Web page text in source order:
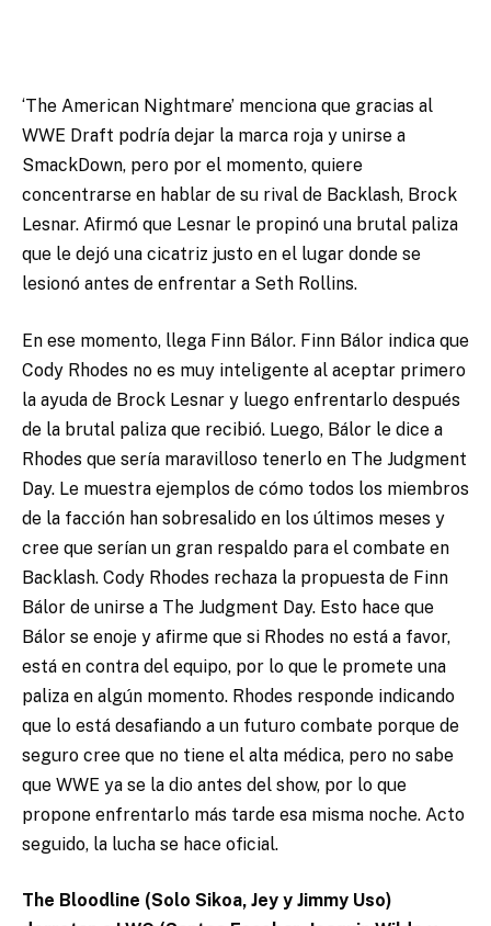
‘The American Nightmare’ menciona que gracias al
WWE Draft podría dejar la marca roja y unirse a
SmackDown, pero por el momento, quiere
concentrarse en hablar de su rival de Backlash, Brock
Lesnar. Afirmó que Lesnar le propinó una brutal paliza
que le dejó una cicatriz justo en el lugar donde se
lesionó antes de enfrentar a Seth Rollins.
En ese momento, llega Finn Bálor. Finn Bálor indica que
Cody Rhodes no es muy inteligente al aceptar primero
la ayuda de Brock Lesnar y luego enfrentarlo después
de la brutal paliza que recibió. Luego, Bálor le dice a
Rhodes que sería maravilloso tenerlo en The Judgment
Day. Le muestra ejemplos de cómo todos los miembros
de la facción han sobresalido en los últimos meses y
cree que serían un gran respaldo para el combate en
Backlash. Cody Rhodes rechaza la propuesta de Finn
Bálor de unirse a The Judgment Day. Esto hace que
Bálor se enoje y afirme que si Rhodes no está a favor,
está en contra del equipo, por lo que le promete una
paliza en algún momento. Rhodes responde indicando
que lo está desafiando a un futuro combate porque de
seguro cree que no tiene el alta médica, pero no sabe
que WWE ya se la dio antes del show, por lo que
propone enfrentarlo más tarde esa misma noche. Acto
seguido, la lucha se hace oficial.
The Bloodline (Solo Sikoa, Jey y Jimmy Uso)